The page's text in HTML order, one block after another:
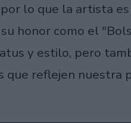
lo que la artista
honor como el
y estilo, pero
que reflejen nuestra